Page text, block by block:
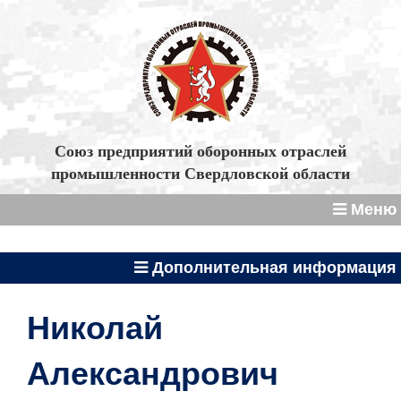
Союз предприятий оборонных отраслей
промышленности Свердловской области
Меню
Дополнительная информация
Николай
Александрович